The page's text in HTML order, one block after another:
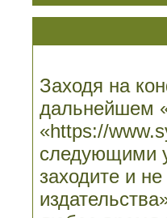
Заходя на
дальнейшем
«https://
следующими
заходите и